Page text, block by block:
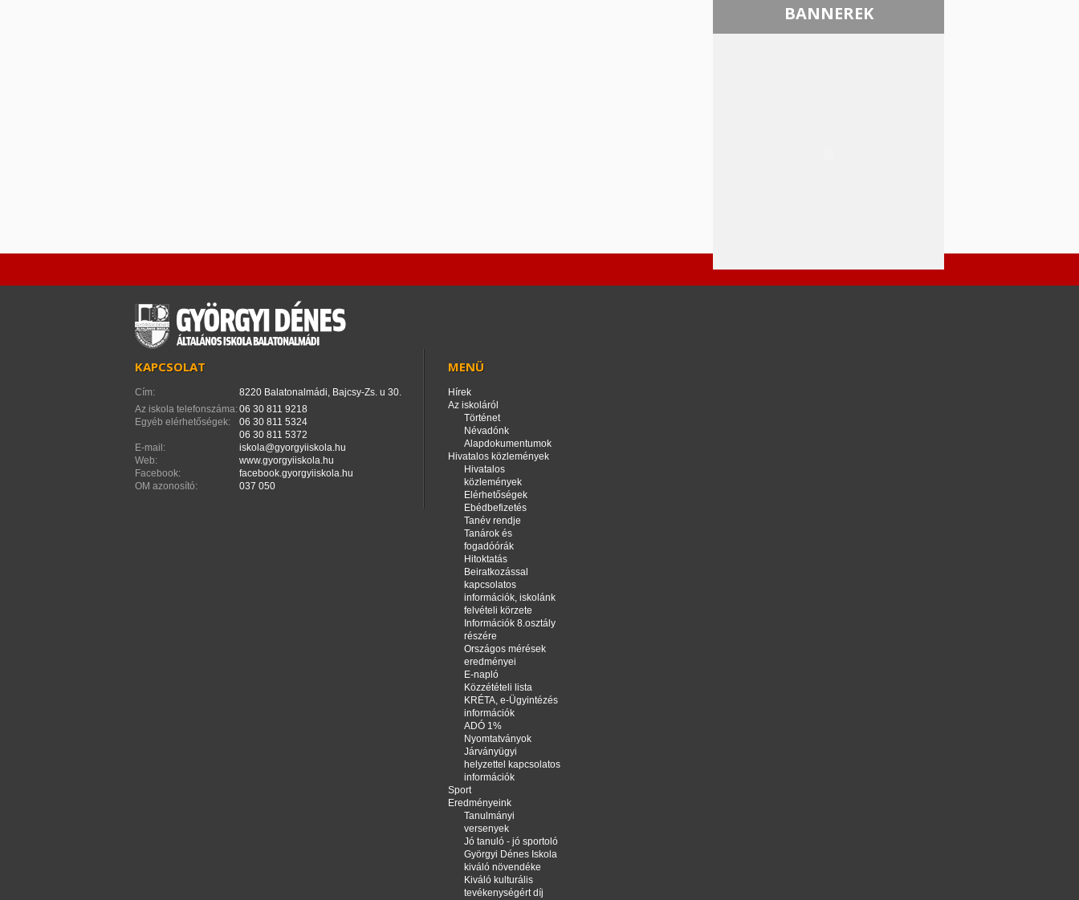
BANNEREK
KAPCSOLAT
Cím:
8220 Balatonalmádi, Bajcsy-Zs. u 30.
Az iskola telefonszáma:06 30 811 9218
Egyéb elérhetőségek:
06 30 811 5324
06 30 811 5372
E-mail:
iskola@gyorgyiiskola.hu
Web:
www.gyorgyiiskola.hu
Facebook:
facebook.gyorgyiiskola.hu
OM azonosító:
037 050
MENÜ
Hírek
Az iskoláról
Történet
Névadónk
Alapdokumentumok
Hivatalos közlemények
Hivatalos
közlemények
Elérhetőségek
Ebédbefizetés
Tanév rendje
Tanárok és
fogadóórák
Hitoktatás
Beiratkozással
kapcsolatos
információk, iskolánk
felvételi körzete
Információk 8.osztály
részére
Országos mérések
eredményei
E-napló
Közzétételi lista
KRÉTA, e-Ügyintézés
információk
ADÓ 1%
Nyomtatványok
Járványügyi
helyzettel kapcsolatos
információk
Sport
Eredményeink
Tanulmányi
versenyek
Jó tanuló - jó sportoló
Györgyi Dénes Iskola
kiváló növendéke
Kiváló kulturális
tevékenységért díj